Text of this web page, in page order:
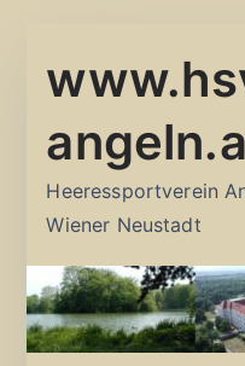
Inhalt
Heeressportverein
Wiener Neustadt